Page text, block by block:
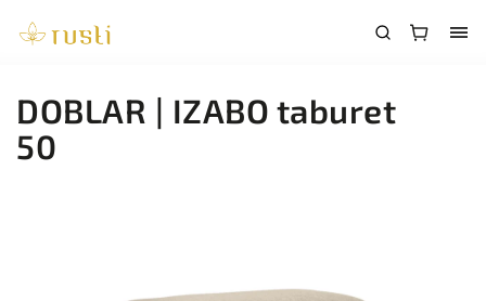
DOBLAR | IZABO taburet
50